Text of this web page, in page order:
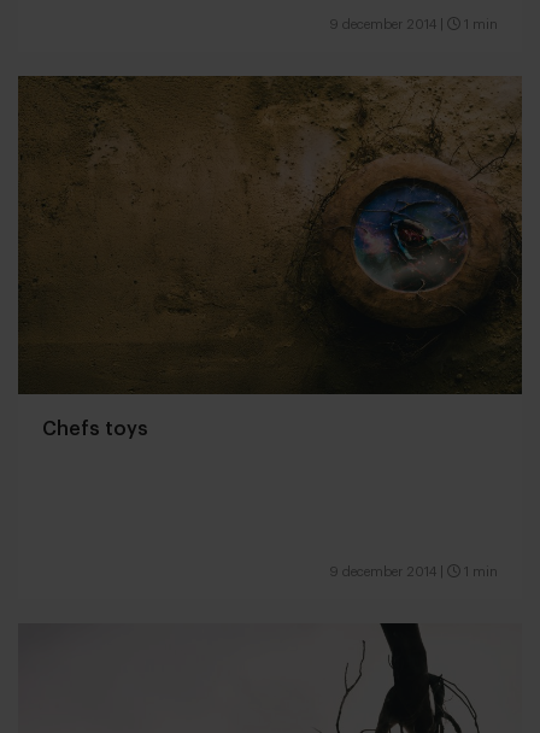
9 december 2014 1 min
Chefs toys
9 december 2014 1 min